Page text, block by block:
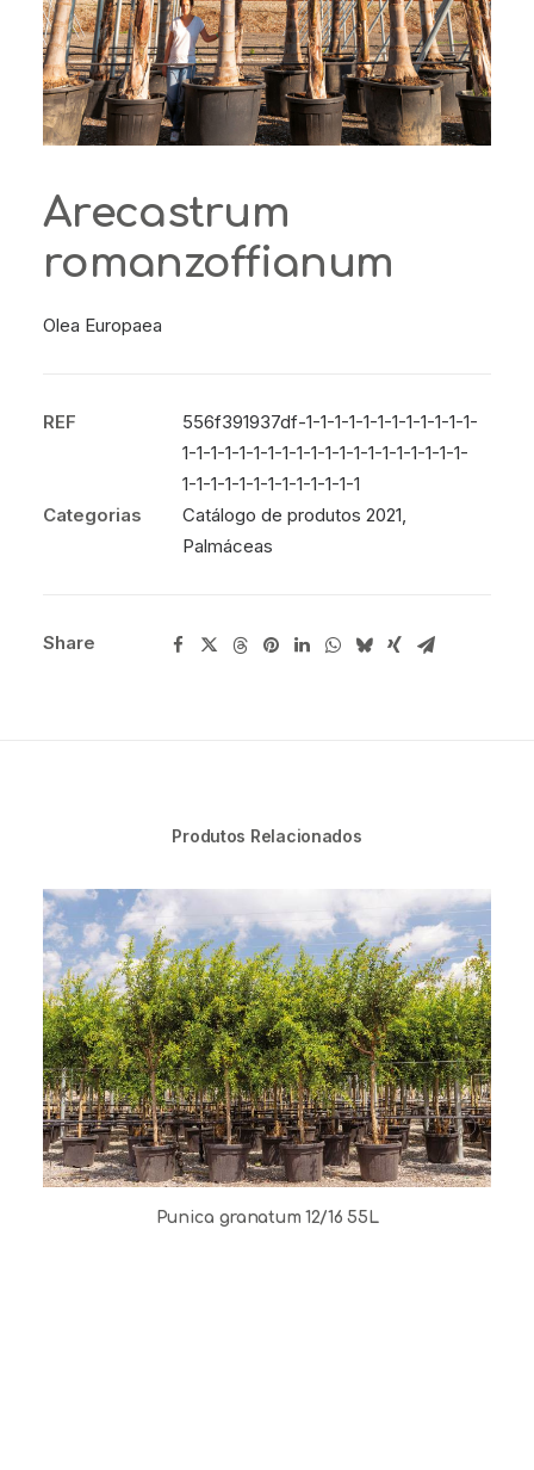
Arecastrum
romanzoffianum
Olea Europaea
REF
556f391937df-1-1-1-1-1-1-1-1-1-1-1-1-
1-1-1-1-1-1-1-1-1-1-1-1-1-1-1-1-1-1-1-1-
1-1-1-1-1-1-1-1-1-1-1-1-1
Categorias
Catálogo de produtos 2021,
Palmáceas
Share
Produtos Relacionados
Punica granatum 12/16 55L